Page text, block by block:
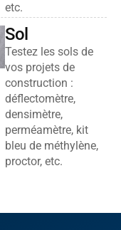
etc.
Sol
Testez les sols de
vos projets de
construction :
déflectomètre,
densimètre,
perméamètre, kit
bleu de méthylène,
proctor, etc.